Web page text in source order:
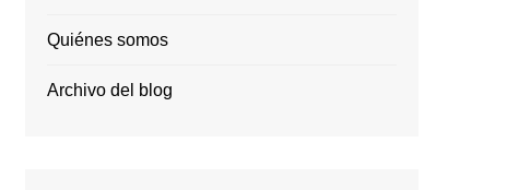
Quiénes somos
Archivo del blog